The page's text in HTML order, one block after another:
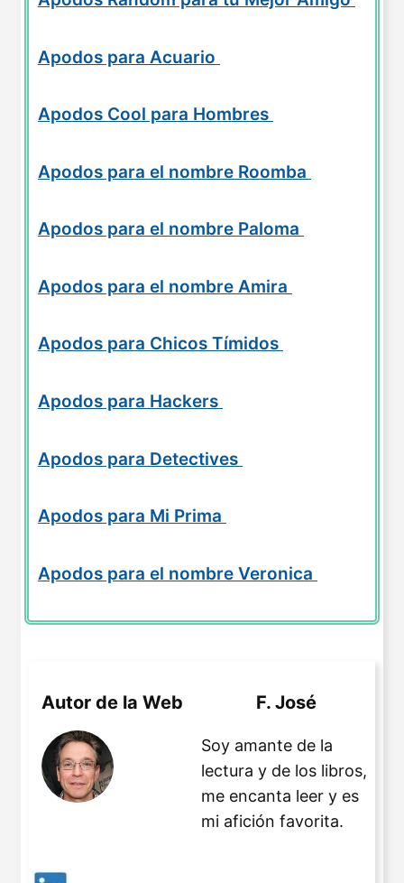
Apodos para Acuario
Apodos Cool para Hombres
Apodos para el nombre Roomba
Apodos para el nombre Paloma
Apodos para el nombre Amira
Apodos para Chicos Tímidos
Apodos para Hackers
Apodos para Detectives
Apodos para Mi Prima
Apodos para el nombre Veronica
Autor de la Web F. José
Soy amante de la
lectura y de los libros,
me encanta leer y es
mi afición favorita.